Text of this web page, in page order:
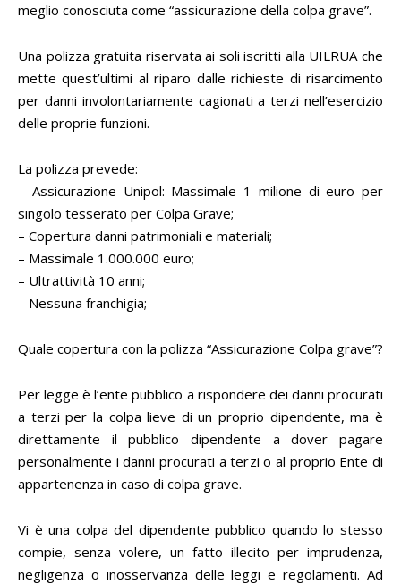
meglio conosciuta come “assicurazione della colpa grave”.
Una polizza gratuita riservata ai soli iscritti alla UILRUA che
mette quest’ultimi al riparo dalle richieste di risarcimento
per danni involontariamente cagionati a terzi nell’esercizio
delle proprie funzioni.
La polizza prevede:
– Assicurazione Unipol: Massimale 1 milione di euro per
singolo tesserato per Colpa Grave;
– Copertura danni patrimoniali e materiali;
– Massimale 1.000.000 euro;
– Ultrattività 10 anni;
– Nessuna franchigia;
Quale copertura con la polizza “Assicurazione Colpa grave”?
Per legge è l’ente pubblico a rispondere dei danni procurati
a terzi per la colpa lieve di un proprio dipendente, ma è
direttamente il pubblico dipendente a dover pagare
personalmente i danni procurati a terzi o al proprio Ente di
appartenenza in caso di colpa grave.
Vi è una colpa del dipendente pubblico quando lo stesso
compie, senza volere, un fatto illecito per imprudenza,
negligenza o inosservanza delle leggi e regolamenti. Ad